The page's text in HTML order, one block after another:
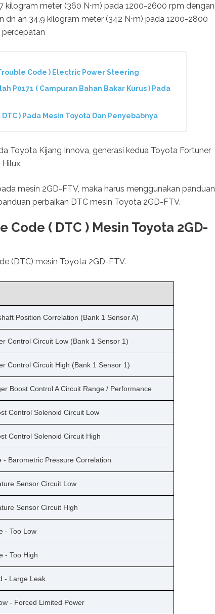
kilogram meter (360 N⋅m) pada 1200-2600 rpm dengan
an 34,9 kilogram meter (342 N⋅m) pada 1200-2800
percepatan
Code ) Electric Power Steering
P0171 ( Campuran Bahan Bakar Kurus ) Pada
) Pada Mesin Toyota Dan Penyebabnya
Toyota Kijang Innova, generasi kedua Toyota Fortuner
mesin 2GD-FTV, maka harus menggunakan panduan
perbaikan DTC mesin Toyota 2GD-FTV.
Code ( DTC ) Mesin Toyota 2GD-
(DTC) mesin Toyota 2GD-FTV.
Position Correlation (Bank 1 Sensor A)
Control Circuit Low (Bank 1 Sensor 1)
Control Circuit High (Bank 1 Sensor 1)
Boost Control A Circuit Range / Performance
Control Solenoid Circuit Low
Control Solenoid Circuit High
- Barometric Pressure Correlation
Sensor Circuit Low
Sensor Circuit High
- Too Low
- Too High
- Large Leak
- Forced Limited Power